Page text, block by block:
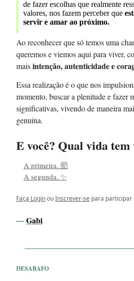
de fazer escolhas que realmente
valores, nos fazem perceber que
servir e amar ao próximo.
Ao reconhecer que só temos uma
queremos e viemos aqui para viver,
maisintenção, autenticidade e
Essa realização é o que nos
momento, buscar a plenitude e fazer
significativas, vivendo de maneira
genuína.
E você? Qual vida
A primeira. 🤯
A segunda. ✨
Faça LoginouInscrever-se para participar
—Gabi
DESABAFO